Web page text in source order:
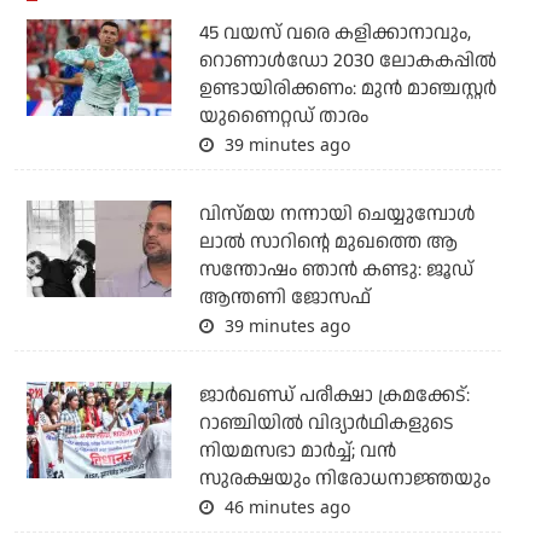
45 വയസ് വരെ കളിക്കാനാവും,
റൊണാള്‍ഡോ 2030 ലോകകപ്പില്‍
ഉണ്ടായിരിക്കണം: മുന്‍ മാഞ്ചസ്റ്റര്‍
യുണൈറ്റഡ് താരം
39 minutes ago
വിസ്മയ നന്നായി ചെയ്യുമ്പോൾ
ലാൽ സാറിന്റെ മുഖത്തെ ആ
സന്തോഷം ഞാൻ കണ്ടു: ജൂഡ്
ആന്തണി ജോസഫ്
39 minutes ago
ജാര്‍ഖണ്ഡ് പരീക്ഷാ ക്രമക്കേട്:
റാഞ്ചിയില്‍ വിദ്യാര്‍ഥികളുടെ
നിയമസഭാ മാര്‍ച്ച്; വന്‍
സുരക്ഷയും നിരോധനാജ്ഞയും
46 minutes ago